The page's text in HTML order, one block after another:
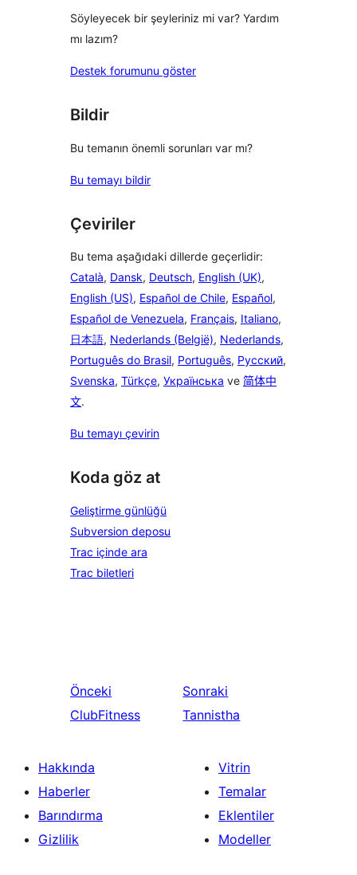
Söyleyecek bir şeyleriniz mi var? Yardım
mı lazım?
Destek forumunu göster
Bildir
Bu temanın önemli sorunları var mı?
Bu temayı bildir
Çeviriler
Bu tema aşağıdaki dillerde geçerlidir:
Català, Dansk, Deutsch, English (UK),
English (US), Español de Chile, Español,
Español de Venezuela, Français, Italiano,
日本語, Nederlands (België), Nederlands,
Português do Brasil, Português, Русский,
Svenska, Türkçe, Українська ve 简体中
文.
Bu temayı çevirin
Koda göz at
Geliştirme günlüğü
Subversion deposu
Trac içinde ara
Trac biletleri
Önceki
ClubFitness
Sonraki
Tannistha
Hakkında
Haberler
Barındırma
Gizlilik
Vitrin
Temalar
Eklentiler
Modeller